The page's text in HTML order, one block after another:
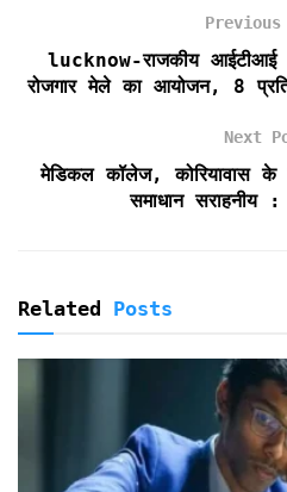
k
p
r
i
e
d
l
y
lucknow-राजकीय
रोजगार मेले का आयोजन, 8
Next
मेडिकल कॉलेज, कोरियावास के
समाधान सराहनीय
Related Posts